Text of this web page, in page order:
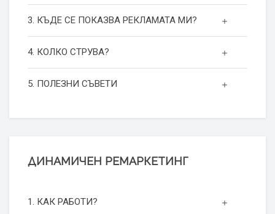
3. КЪДЕ СЕ ПОКАЗВА РЕКЛАМАТА МИ?
4. КОЛКО СТРУВА?
5. ПОЛЕЗНИ СЪВЕТИ
ДИНАМИЧЕН РЕМАРКЕТИНГ
1. КАК РАБОТИ?